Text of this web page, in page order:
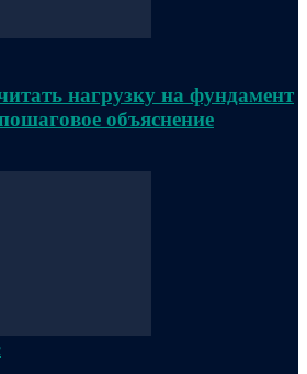
нагрузку на фундамент
объяснение